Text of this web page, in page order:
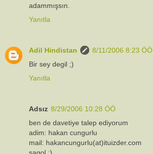
adammışsın.
Yanıtla
Adil Hindistan
8/11/2006 8:23 ÖÖ
Bir sey degil ;)
Yanıtla
Adsız 8/29/2006 10:28 ÖÖ
ben de davetiye talep ediyorum
adim: hakan cungurlu
mail: hakancungurlu(at)ituizder.com
sagol :)